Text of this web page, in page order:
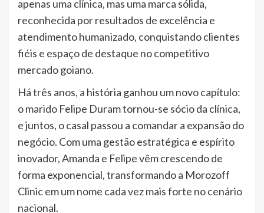
apenas uma clínica, mas uma marca sólida,
reconhecida por resultados de excelência e
atendimento humanizado, conquistando clientes
fiéis e espaço de destaque no competitivo
mercado goiano.
Há três anos, a história ganhou um novo capítulo:
o marido Felipe Duram tornou-se sócio da clínica,
e juntos, o casal passou a comandar a expansão do
negócio. Com uma gestão estratégica e espírito
inovador, Amanda e Felipe vêm crescendo de
forma exponencial, transformando a Morozoff
Clinic em um nome cada vez mais forte no cenário
nacional.